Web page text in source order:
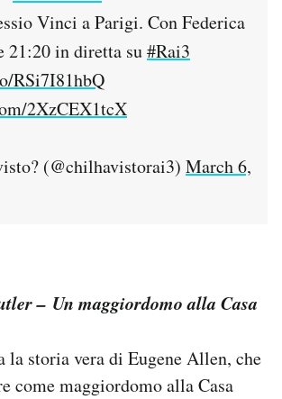
Vinci a Parigi. Con Federica
21:20 in diretta su#Rai3
RSi7I81hbQ
2XzCEX1tcX
(@chilhavistorai3) March 6,
– Un maggiordomo alla Casa
storia vera di Eugene Allen, che
come maggiordomo alla Casa